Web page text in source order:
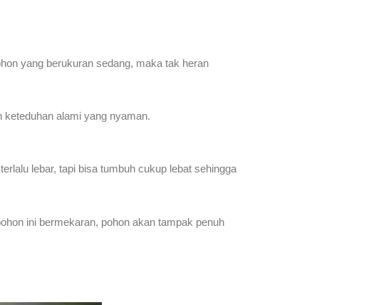
yang berukuran sedang, maka tak heran
alami yang nyaman.
lebar, tapi bisa tumbuh cukup lebat sehingga
ini bermekaran, pohon akan tampak penuh